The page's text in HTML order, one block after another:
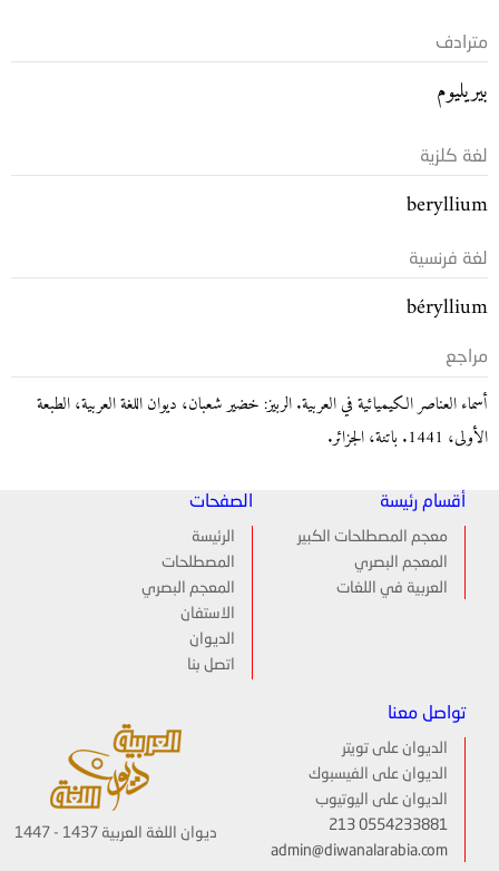
مترادف
بيريليوم
لغة كلزية
beryllium
لغة فرنسية
béryllium
مراجع
أسماء العناصر الكيميائية في العربية. الربيز: خضير شعبان، ديوان اللغة العربية، الطبعة
الأولى، 1441. باتنة، الجزائر.
أقسام رئيسة
معجم المصطلحات الكبير
المعجم البصري
العربية في اللغات
الصفحات
الرئيسة
المصطلحات
المعجم البصري
الاستفان
الديوان
اتصل بنا
تواصل معنا
الديوان على تويتر
الديوان على الفيسبوك
الديوان على اليوتيوب
213 0554233881
admin@diwanalarabia.com
ديوان اللغة العربية 1437 - 1447